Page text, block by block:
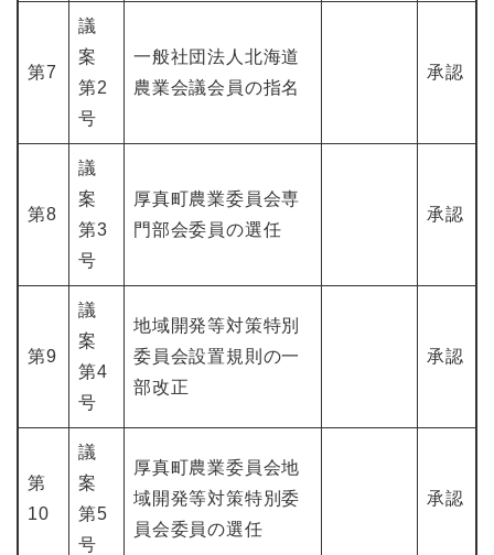
第7
議
案
第2
号
一般社団法人北海道
農業会議会員の指名
承認
第8
議
案
第3
号
厚真町農業委員会専
門部会委員の選任
承認
第9
議
案
第4
号
地域開発等対策特別
委員会設置規則の一
部改正
承認
第
10
議
案
第5
号
厚真町農業委員会地
域開発等対策特別委
員会委員の選任
承認